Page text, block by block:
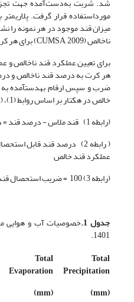
مورداستفاده قرار گرفت. پلاریمتر
میزان قند موجود در هر نمونه را
ناخالص (CUMSA, 2009) برای هر کرت ثبت شد.
برای‌ تعیین عملکرد قند ناخالص
هر کرت‌ به‌ درصد قند ناخالص‌ و
ضرب‌ و سپس‌ ارقام‌ به­دست­آمده‌
خالص‌ در هکتار بر اساس روابط (1)، (2) و (3) ثبت‌ شد.
(رابطه 1) قند ملاس‌ - درصد قند = درصد قند قابل‌ استحصال
( رابطه 2) درصد قند قابل
عملکرد قند خالص
(رابطه 3) 100 = ضریب استحصال قند
جدول 1. خصوصیات آب و هوایی
1401.
Total
Precipitation
(mm)
Total
Evaporation
(mm)